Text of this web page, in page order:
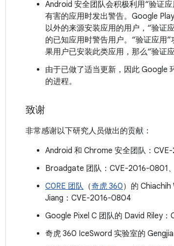
Android 安全团队会积极利用“验证
有害的应用时发出警告。Google
以外的来源安装应用的用户，“验证
的已知应用时警告用户。“验证应用
果用户已安装此类应用，那么“验证
由于已做了适当更新，因此 Google
的进程。
致谢
非常感谢以下研究人员做出的贡献：
Android 和 Chrome 安全团队：
Broadgate 团队：CVE-2016-0801
C0RE 团队 （奇虎 360）的 Chiachih
Jiang：CVE-2016-0804
Google Pixel C 团队的 David Riley
奇虎 360 IceSword 实验室的